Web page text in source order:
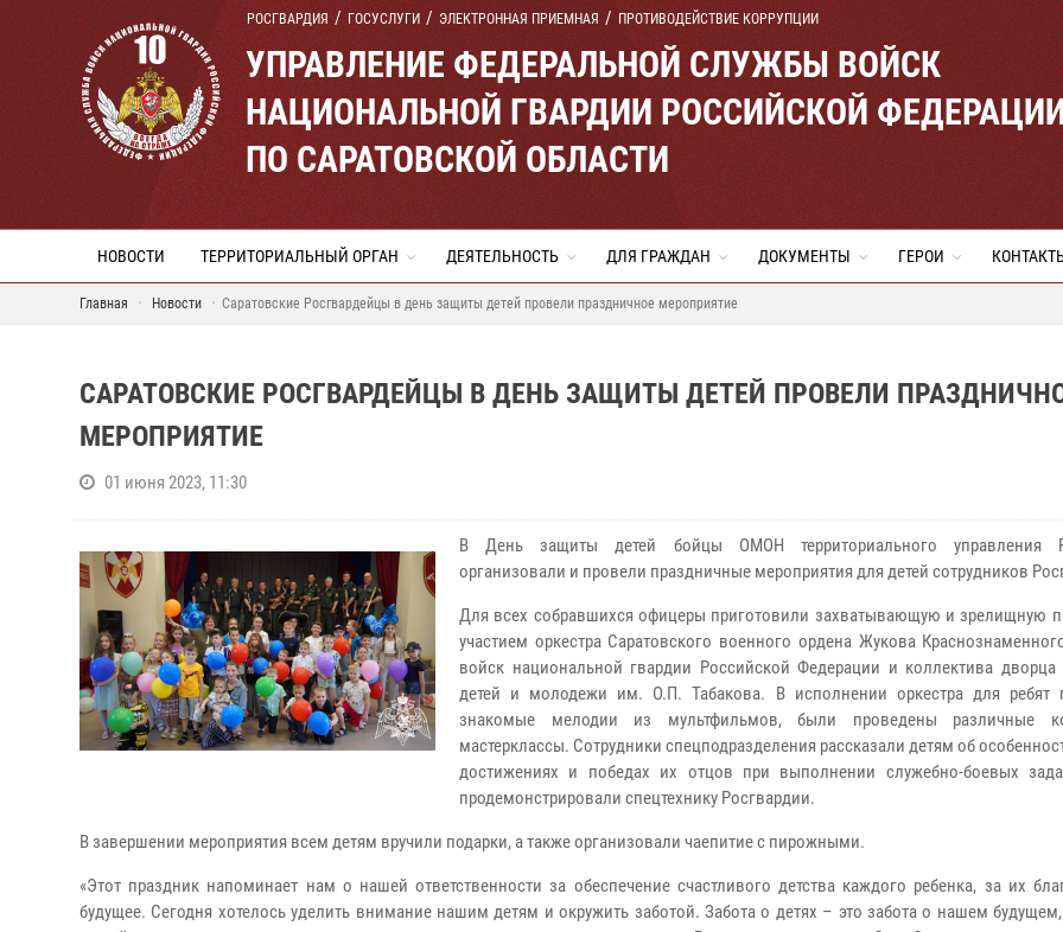
РОСГВАРДИЯ ГОСУСЛУГИ ЭЛЕКТРОННАЯ ПРИЕМНАЯ ПРОТИВОДЕЙСТВИЕ КОРРУПЦИИ
УПРАВЛЕНИЕ ФЕДЕРАЛЬНОЙ СЛУЖБЫ ВОЙСК
НАЦИОНАЛЬНОЙ ГВАРДИИ РОССИЙСКОЙ
ПО САРАТОВСКОЙ ОБЛАСТИ
НОВОСТИ ТЕРРИТОРИАЛЬНЫЙ ОРГАН ДЕЯТЕЛЬНОСТЬ ДЛЯ ГРАЖДАН ДОКУМЕНТЫ ГЕРОИ
Главная Новости Саратовские Росгвардейцы в день защиты детей провели праздничное мероприятие
САРАТОВСКИЕ РОСГВАРДЕЙЦЫ В ДЕНЬ ЗАЩИТЫ ДЕТЕЙ ПРОВЕЛИ
МЕРОПРИЯТИЕ
01 июня 2023, 11:30
В День защиты детей бойцы ОМОН территориального управления
организовали и провели праздничные мероприятия для детей сотрудников
Для всех собравшихся офицеры приготовили захватывающую и зрелищную
участием оркестра Саратовского военного ордена Жукова
войск национальной гвардии Российской Федерации и коллектива дворца
детей и молодежи им. О.П. Табакова. В исполнении оркестра для ребят
знакомые мелодии из мультфильмов, были проведены различные
мастерклассы. Сотрудники спецподразделения рассказали детям об
достижениях и победах их отцов при выполнении служебно-боевых
продемонстрировали спецтехнику Росгвардии.
В завершении мероприятия всем детям вручили подарки, а также организовали чаепитие с пирожными.
«Этот праздник напоминает нам о нашей ответственности за обеспечение счастливого детства каждого ребенка, за их
будущее. Сегодня хотелось уделить внимание нашим детям и окружить заботой. Забота о детях – это забота о нашем